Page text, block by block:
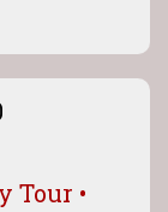
Tour •